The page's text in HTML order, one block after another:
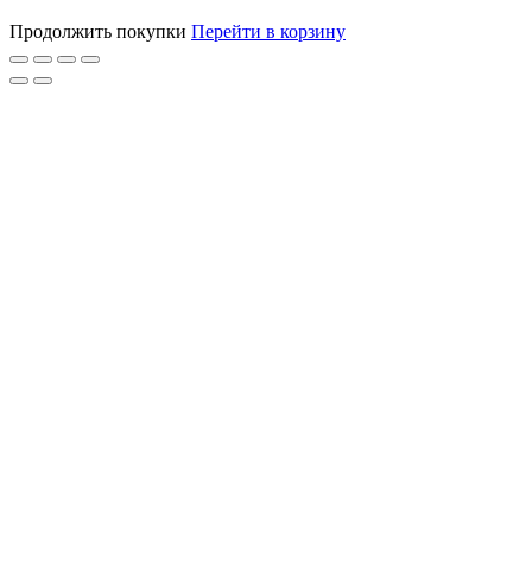
Продолжить покупки Перейти в корзину